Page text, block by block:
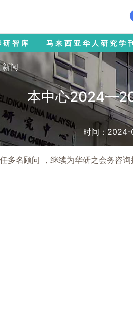
研智库 马来西亚华人研究学
新闻
本中心
时间：
名顾问 ，继续为华研之会务咨询